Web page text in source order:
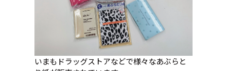
いまもドラッグストアなどで様々なあぶらと